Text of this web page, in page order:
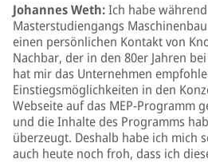
Johannes Weth:Ich habe
Masterstudiengangs
einen persönlichen Kontakt von
Nachbar, der in den 80er Jahren
hat mir das Unternehmen
Einstiegsmöglichkeiten in den
Webseite auf das MEP-Programm
und die Inhalte des Programms
überzeugt. Deshalb habe ich mich
auch heute noch froh, dass ich